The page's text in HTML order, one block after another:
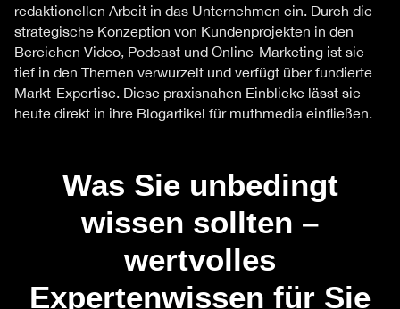
redaktionellen Arbeit in das Unternehmen ein. Durch die
strategische Konzeption von Kundenprojekten in den
Bereichen Video, Podcast und Online-Marketing ist sie
tief in den Themen verwurzelt und verfügt über fundierte
Markt-Expertise. Diese praxisnahen Einblicke lässt sie
heute direkt in ihre Blogartikel für muthmedia einfließen.
Was Sie unbedingt
wissen sollten –
wertvolles
Expertenwissen für Sie